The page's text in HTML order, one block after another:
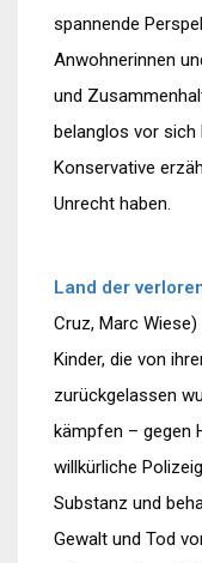
spannende
Anwohnerinnen
und
belanglos vor sich
Konservative
Unrecht haben.
Land der
Cruz, Marc
Kinder, die von
zurückgelassen
kämpfen – gegen
willkürliche
Substanz und
Gewalt und Tod